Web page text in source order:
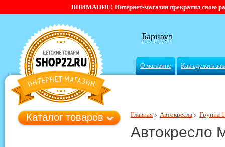
ВНИМАНИЕ! Интернет-магазин прекратил свою
Барнаул
О магазине Как сделать
Главная Автокресла Группа
Автокресло
Каталог товаров